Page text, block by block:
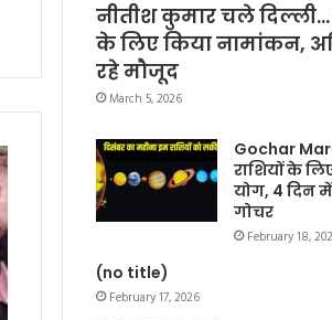
नीतीश कुमार चले
के लिए किया नामांकन,
रहे मौजूद
March 5, 2026
Gochar
राशियों के
योग, 4 दिन में
गोचर
February 18,
(no title)
February 17, 2026